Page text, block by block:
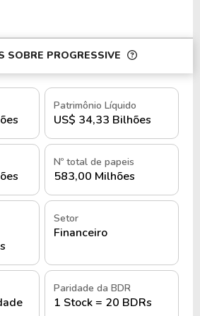
inclui dezenas de milhões de
bilionárias em prêmios
ampla de clientes distribuída
norte-americano,
entre as maiores
dos Estados Unidos em
e participação de mercado.
utiliza modelo integrado
de risco e atendimento a
corporativa em Mayfield
logístico em centros
a serviços de
segmentadas entre seguros
e especializados, além de forte
digitais e ferramentas
SOBRE PROGRESSIVE
Patrimônio Líquido
US$ 34,33 Bilhões
Nº total de papeis
583,00 Milhões
Setor
Financeiro
Paridade da BDR
1 Stock = 20 BDRs